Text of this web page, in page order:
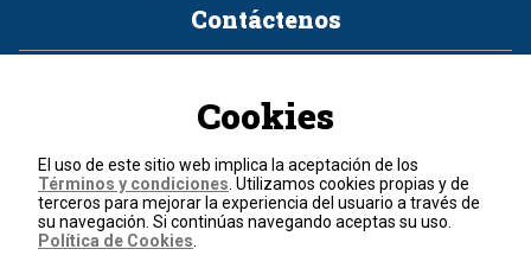
Contáctenos
Política de cookies
Términos y condiciones
© 2026, RCN Medios.
Todos los derechos reservados.
Cookies
El uso de este sitio web implica la aceptación de los
Términos y condiciones . Utilizamos cookies propias y de
terceros para mejorar la experiencia del usuario a través de
su navegación. Si continúas navegando aceptas su uso.
Política de Cookies